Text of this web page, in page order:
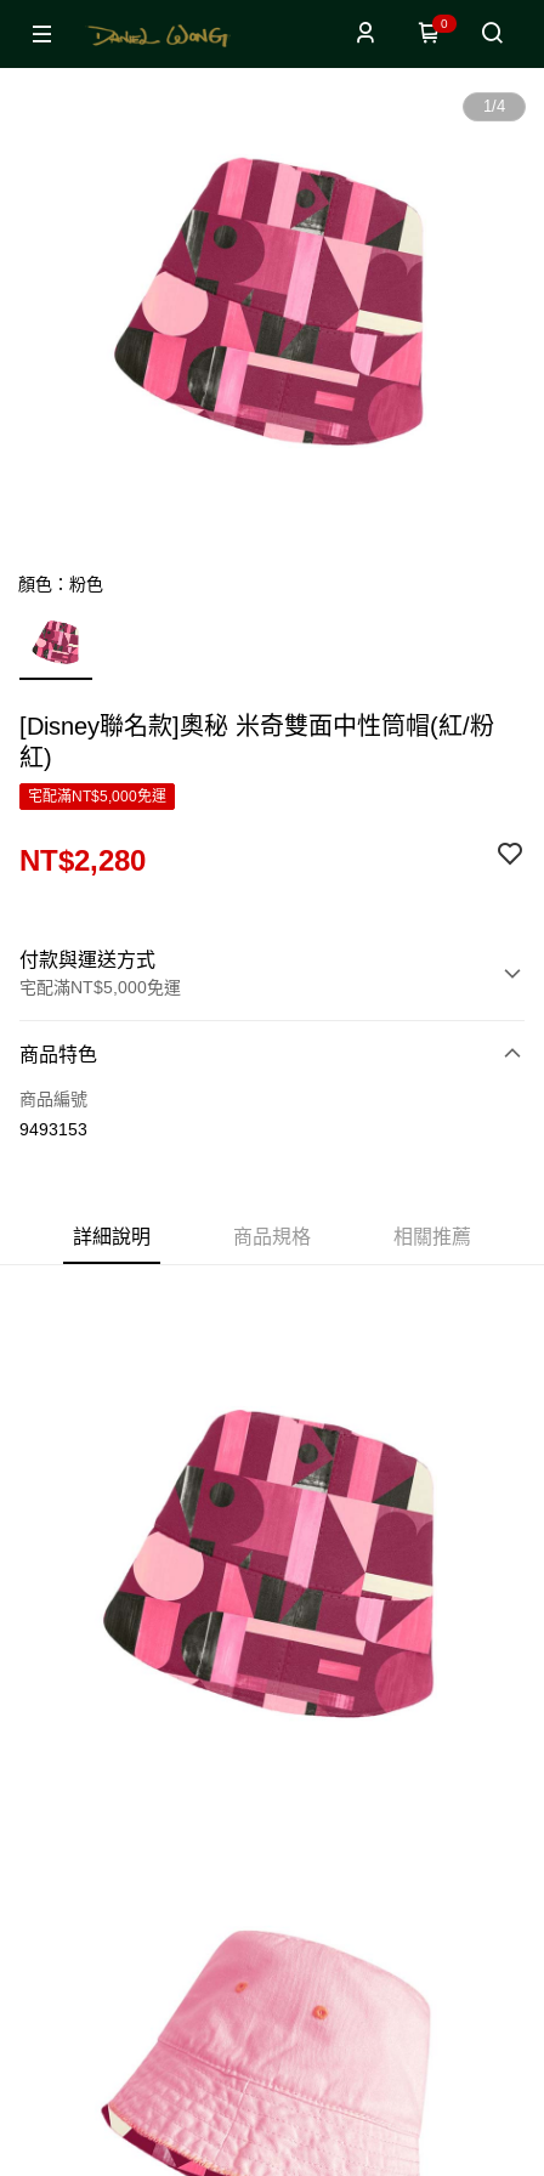
0
1/4
顏色：粉色
[Disney聯名款]奧秘 米奇雙面中性筒帽(紅/粉
紅)
宅配滿NT$5,000免運
NT$2,280
付款與運送方式
宅配滿NT$5,000免運
信用卡一次付款
LINE Pay
運送方式
商品特色
商品編號
9493153
詳細說明 商品規格 相關推薦